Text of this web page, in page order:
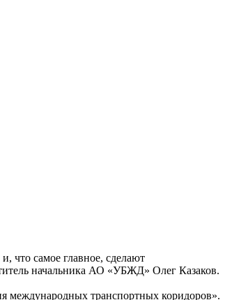
что самое главное, сделают
начальника АО «УБЖД» Олег Казаков.
международных транспортных коридоров».